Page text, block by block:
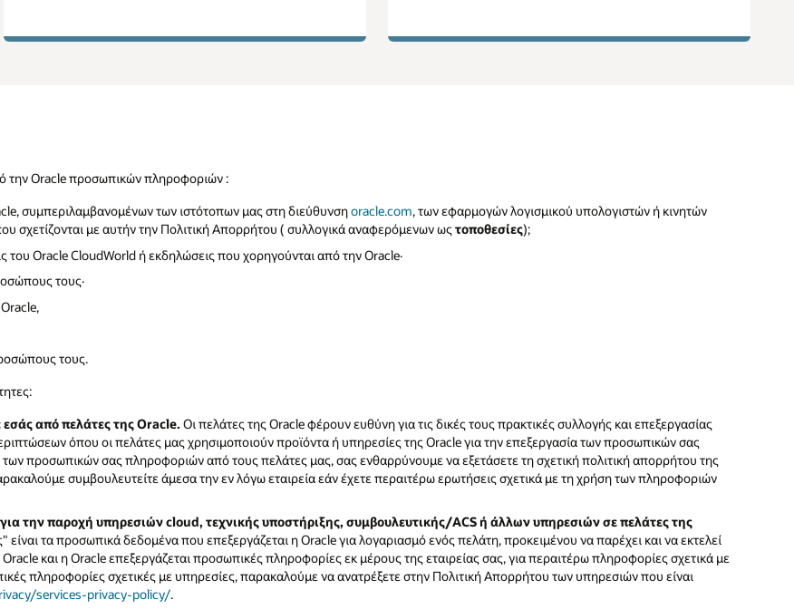
την Oracle προσωπικών πληροφοριών :
συμπεριλαμβανομένων των ιστότοπων μας στη διεύθυνσηoracle.com, των εφαρμογών λογισμικού υπολογιστών ή κινητών
σχετίζονται με αυτήν την Πολιτική Απορρήτου ( συλλογικά αναφερόμενων ωςτοποθεσίες);
Oracle CloudWorld ή εκδηλώσεις που χορηγούνται από την Oracle·
τους·
τους.
από πελάτες της Oracle. Οι πελάτες της Oracle φέρουν ευθύνη για τις δικές τους πρακτικές συλλογής και επεξεργασίας
όπου οι πελάτες μας χρησιμοποιούν προϊόντα ή υπηρεσίες της Oracle για την επεξεργασία των προσωπικών σας
των προσωπικών σας πληροφοριών από τους πελάτες μας, σας ενθαρρύνουμε να εξετάσετε τη σχετική πολιτική απορρήτου της
συμβουλευτείτε άμεσα την εν λόγω εταιρεία εάν έχετε περαιτέρω ερωτήσεις σχετικά με τη χρήση των πληροφοριών
την παροχή υπηρεσιών cloud, τεχνικής υποστήριξης, συμβουλευτικής/ACS ή άλλων υπηρεσιών σε πελάτες της
τα προσωπικά δεδομένα που επεξεργάζεται η Oracle για λογαριασμό ενός πελάτη, προκειμένου να παρέχει και να εκτελεί
και η Oracle επεξεργάζεται προσωπικές πληροφορίες εκ μέρους της εταιρείας σας, για περαιτέρω πληροφορίες σχετικά με
πληροφορίες σχετικές με υπηρεσίες, παρακαλούμε να ανατρέξετε στην Πολιτική Απορρήτου των υπηρεσιών που είναι
services-privacy-policy/.